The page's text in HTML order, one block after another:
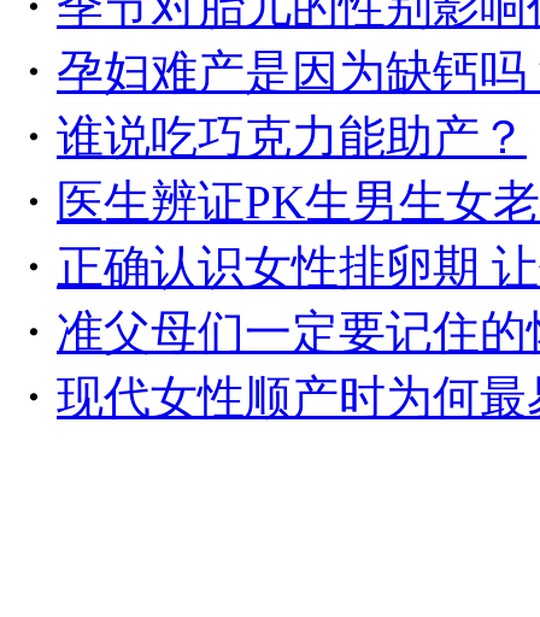
・ 孕妇难产是因为缺钙吗
・ 谁说吃巧克力能助产？
・ 医生辨证PK生男生女
・ 正确认识女性排卵期
・ 准父母们一定要记住
・ 现代女性顺产时为何最